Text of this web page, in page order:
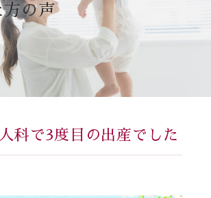
方の声
科で3度目の出産でした